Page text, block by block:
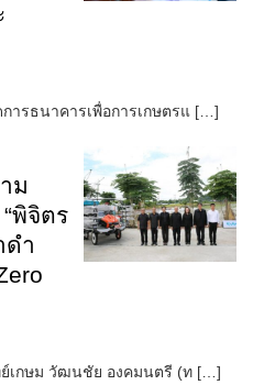
ารธนาคารเพื่อการเกษตรแ […]
ม
พิจิตร
ำ
เกษม วัฒนชัย องคมนตรี (ท […]